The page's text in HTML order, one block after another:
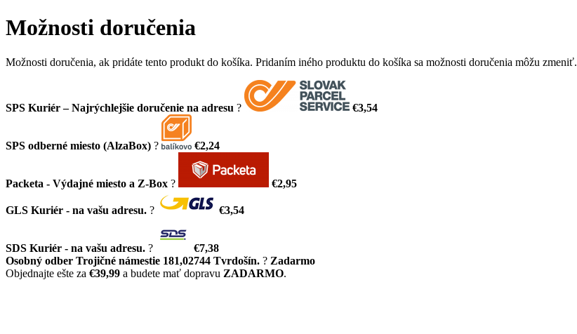
Možnosti doručenia
Možnosti doručenia, ak pridáte tento produkt do košíka. Pridaním iného produktu do košíka sa možnosti doručenia môžu zmeniť.
SPS Kuriér – Najrýchlejšie doručenie na adresu ? €3,54
SPS odberné miesto (AlzaBox) ? €2,24
Packeta - Výdajné miesto a Z-Box ? €2,95
GLS Kuriér - na vašu adresu. ? €3,54
SDS Kuriér - na vašu adresu. ?
€7,38
Osobný odber Trojičné námestie 181,02744 Tvrdošín. ? Zadarmo
Objednajte ešte za €39,99 a budete mať dopravu ZADARMO.